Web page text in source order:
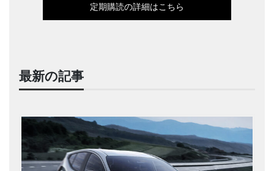
定期購読の詳細はこちら
最新の記事